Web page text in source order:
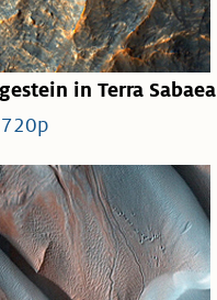
in Terra Sabaea
720p